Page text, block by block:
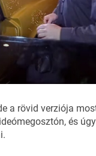
a rövid verziója
és